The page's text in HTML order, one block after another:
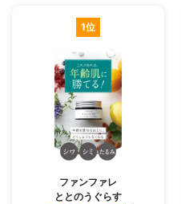
1位
ファンファレ
ととのうぐらす